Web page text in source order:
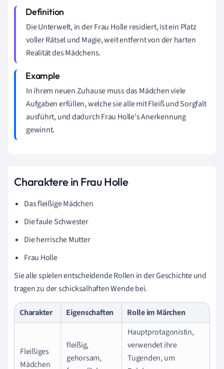
Die Unterwelt, in der Frau Holle residiert, ist ein Platz
voller Rätsel und Magie, weit entfernt von der harten
Realität des Mädchens.
In ihrem neuen Zuhause muss das Mädchen viele
Aufgaben erfüllen, welche sie alle mit Fleiß und Sorgfalt
ausführt, und dadurch Frau Holle's Anerkennung
gewinnt.
Charaktere in Frau Holle
Das fleißige Mädchen
Die faule Schwester
Die herrische Mutter
Frau Holle
Sie alle spielen entscheidende Rollen in der Geschichte und
tragen zu der schicksalhaften Wende bei.
Charakter Eigenschaften Rolle im Märchen
Fleißiges
Mädchen
fleißig,
gehorsam,
Hauptprotagonistin,
verwendet ihre
Tugenden, um